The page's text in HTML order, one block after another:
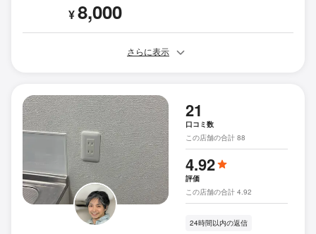
¥8,000
さらに表示
21
口コミ数
この店舗の合計 88
4.92
評価
この店舗の合計 4.92
24時間以内の返信